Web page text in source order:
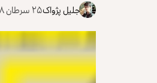
جلیل پژواک۲۵ سرطان ۱۳۹۸ - ۱۶ جولای ۲۰۱۹